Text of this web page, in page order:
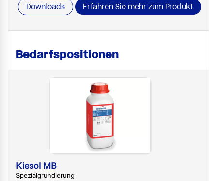
Downloads Erfahren Sie mehr zum Produkt
Bedarfspositionen
Kiesol MB
Spezialgrundierung